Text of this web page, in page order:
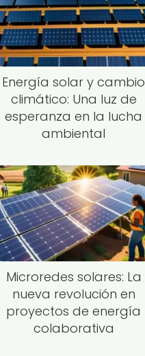
Energía solar y cambio
climático: Una luz de
esperanza en la lucha
ambiental
Microredes solares: La
nueva revolución en
proyectos de energía
colaborativa